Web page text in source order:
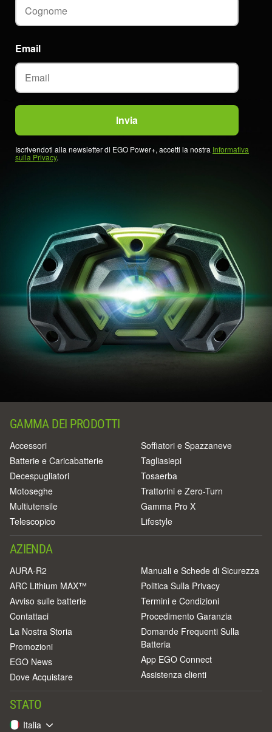
Email
Iscrivendoti alla newsletter di EGO Power+, accetti la nostra Informativa
sulla Privacy.
GAMMA DEI PRODOTTI
Accessori
Batterie e Caricabatterie
Decespugliatori
Motoseghe
Multiutensile
Telescopico
Soffiatori e Spazzaneve
Tagliasiepi
Tosaerba
Trattorini e Zero-Turn
Gamma Pro X
Lifestyle
AZIENDA
AURA-R2
ARC Lithium MAX™
Avviso sulle batterie
Contattaci
La Nostra Storia
Promozioni
EGO News
Dove Acquistare
Manuali e Schede di Sicurezza
Politica Sulla Privacy
Termini e Condizioni
Procedimento Garanzia
Domande Frequenti Sulla
Batteria
App EGO Connect
Assistenza clienti
STATO
Italia